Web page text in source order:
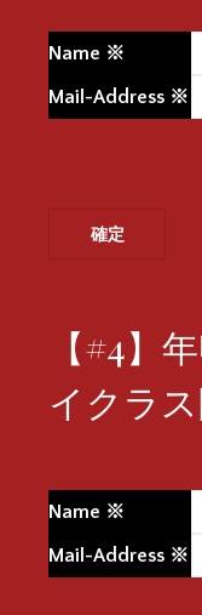
Name ※
Mail-Address ※
【#4】
イクラ
Name ※
Mail-Address ※